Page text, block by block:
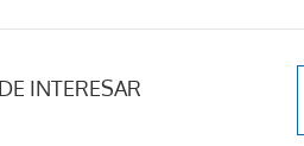
INTERESAR